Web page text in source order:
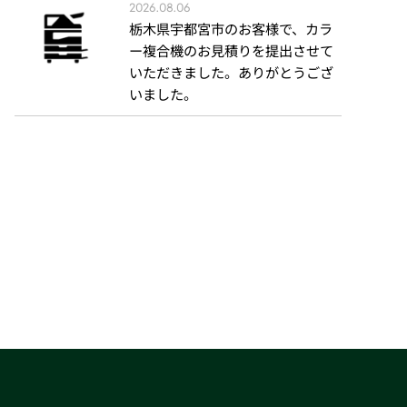
2026.08.06
栃木県宇都宮市のお客様で、カラ
ー複合機のお見積りを提出させて
いただきました。ありがとうござ
いました。